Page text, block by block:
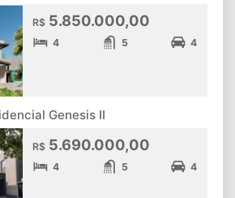
R$ 5.850.000,00
4 5 4
Genesis II
R$ 5.690.000,00
4 5 4